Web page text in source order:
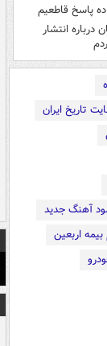
پاسخ قاطعیم
انتشار
تاریخ ایران
آهنگ جدید
اربعین